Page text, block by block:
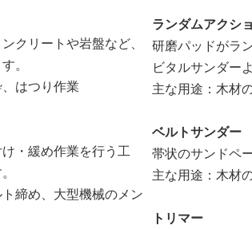
クリートや岩盤など、
。
はつり作業
・緩め作業を行う工
締め、大型機械のメン
ランダムアクシ
研磨パッドがラ
ビタルサンダー
主な用途：木材
ベルトサンダー
帯状のサンドペ
主な用途：木材
トリマー